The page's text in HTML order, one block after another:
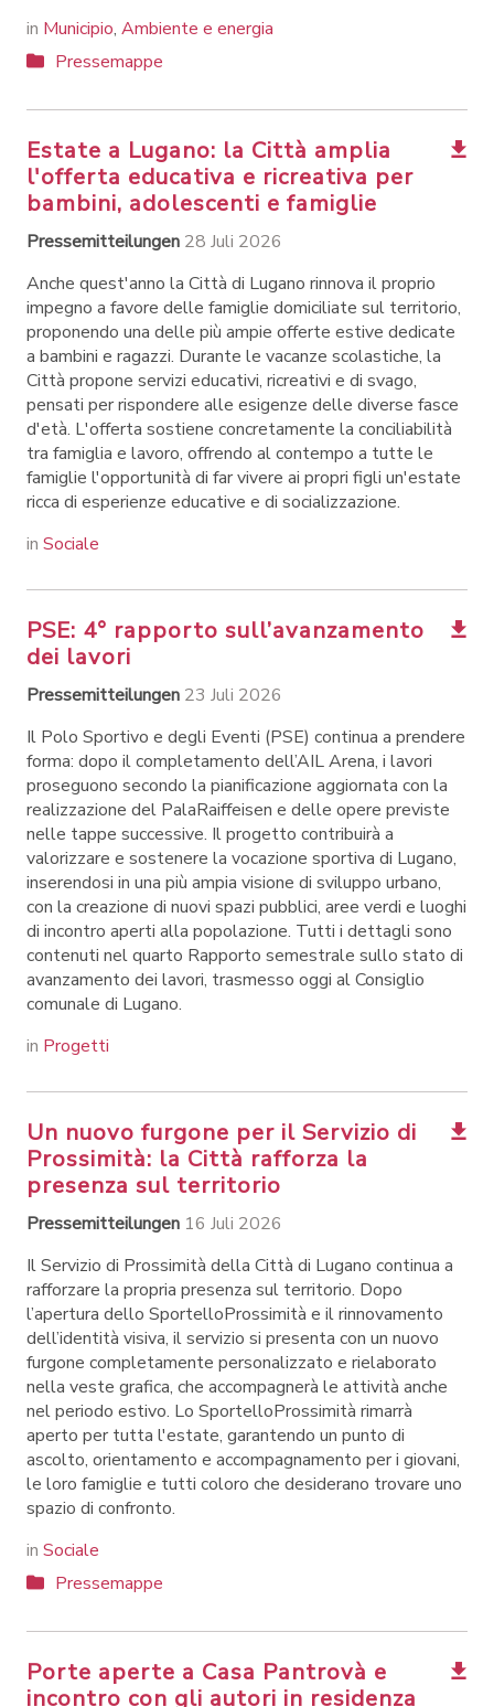
in Municipio, Ambiente e energia
Pressemappe
Estate a Lugano: la Città amplia
l'offerta educativa e ricreativa per
bambini, adolescenti e famiglie
Pressemitteilungen 28 Juli 2026
Anche quest'anno la Città di Lugano rinnova il proprio
impegno a favore delle famiglie domiciliate sul territorio,
proponendo una delle più ampie offerte estive dedicate
a bambini e ragazzi. Durante le vacanze scolastiche, la
Città propone servizi educativi, ricreativi e di svago,
pensati per rispondere alle esigenze delle diverse fasce
d'età. L'offerta sostiene concretamente la conciliabilità
tra famiglia e lavoro, offrendo al contempo a tutte le
famiglie l'opportunità di far vivere ai propri figli un'estate
ricca di esperienze educative e di socializzazione.
in Sociale
PSE: 4° rapporto sull’avanzamento
dei lavori
Pressemitteilungen 23 Juli 2026
Il Polo Sportivo e degli Eventi (PSE) continua a prendere
forma: dopo il completamento dell’AIL Arena, i lavori
proseguono secondo la pianificazione aggiornata con la
realizzazione del PalaRaiffeisen e delle opere previste
nelle tappe successive. Il progetto contribuirà a
valorizzare e sostenere la vocazione sportiva di Lugano,
inserendosi in una più ampia visione di sviluppo urbano,
con la creazione di nuovi spazi pubblici, aree verdi e luoghi
di incontro aperti alla popolazione. Tutti i dettagli sono
contenuti nel quarto Rapporto semestrale sullo stato di
avanzamento dei lavori, trasmesso oggi al Consiglio
comunale di Lugano.
in Progetti
Un nuovo furgone per il Servizio di
Prossimità: la Città rafforza la
presenza sul territorio
Pressemitteilungen 16 Juli 2026
Il Servizio di Prossimità della Città di Lugano continua a
rafforzare la propria presenza sul territorio. Dopo
l’apertura dello SportelloProssimità e il rinnovamento
dell’identità visiva, il servizio si presenta con un nuovo
furgone completamente personalizzato e rielaborato
nella veste grafica, che accompagnerà le attività anche
nel periodo estivo. Lo SportelloProssimità rimarrà
aperto per tutta l'estate, garantendo un punto di
ascolto, orientamento e accompagnamento per i giovani,
le loro famiglie e tutti coloro che desiderano trovare uno
spazio di confronto.
in Sociale
Pressemappe
Porte aperte a Casa Pantrovà e
incontro con gli autori in residenza